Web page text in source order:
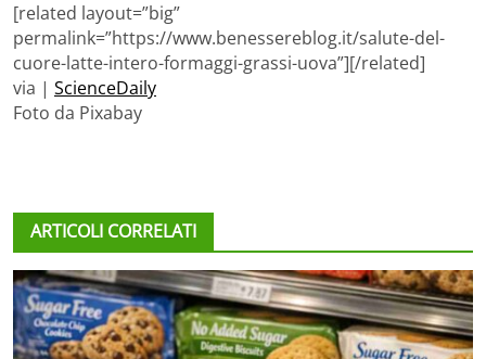
[related layout=”big”
permalink=”https://www.benessereblog.it/salute-del-
cuore-latte-intero-formaggi-grassi-uova”][/related]
via | ScienceDaily
Foto da Pixabay
ARTICOLI CORRELATI